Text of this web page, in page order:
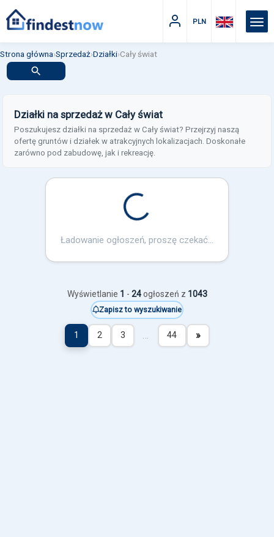
PLN
Strona główna›Sprzedaż›Działki›Cały świat
Działki na sprzedaż w Cały świat
Poszukujesz działki na sprzedaż w Cały świat? Przejrzyj naszą
ofertę gruntów i działek w atrakcyjnych lokalizacjach. Doskonałe
zarówno pod zabudowę, jak i rekreację.
Loading...
Ładowanie ogłoszeń, proszę czekać...
Wyświetlanie 1 - 24ogłoszeń z 1043
Zapisz to wyszukiwanie
1 2 3 44 »